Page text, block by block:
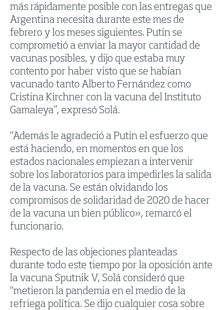
más rápidamente posible con las entregas que
Argentina necesita durante este mes de
febrero y los meses siguientes. Putin se
comprometió a enviar la mayor cantidad de
vacunas posibles, y dijo que estaba muy
contento por haber visto que se habían
vacunado tanto Alberto Fernández como
Cristina Kirchner con la vacuna del Instituto
Gamaleya”, expresó Solá.
“Además le agradeció a Putin el esfuerzo que
está haciendo, en momentos en que los
estados nacionales empiezan a intervenir
sobre los laboratorios para impedirles la salida
de la vacuna. Se están olvidando los
compromisos de solidaridad de 2020 de hacer
de la vacuna un bien público», remarcó el
funcionario.
Respecto de las objeciones planteadas
durante todo este tiempo por la oposición ante
la vacuna Sputnik V, Solá consideró que
“metieron la pandemia en el medio de la
refriega política. Se dijo cualquier cosa sobre